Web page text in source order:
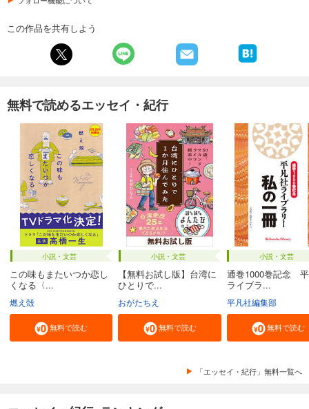
この作品を共有しよう
無料で読めるエッセイ・紀行
小説・文芸
この味もまたいつか恋し
くなる〈...
燃え殻
無料で読む
小説・文芸
【無料お試し版】台湾に
ひとりで...
おがたちえ
無料で読む
小説・文芸
通巻1000巻記念
ライブラ...
平凡社編集部
無料で読む
「エッセイ・紀行」無料一覧へ